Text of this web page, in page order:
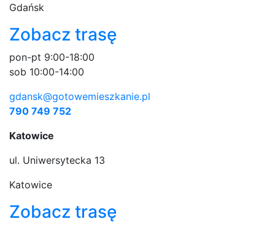
Gdańsk
Zobacz trasę
pon-pt 9:00-18:00
sob 10:00-14:00
gdansk@gotowemieszkanie.pl
790 749 752
Katowice
ul. Uniwersytecka 13
Katowice
Zobacz trasę